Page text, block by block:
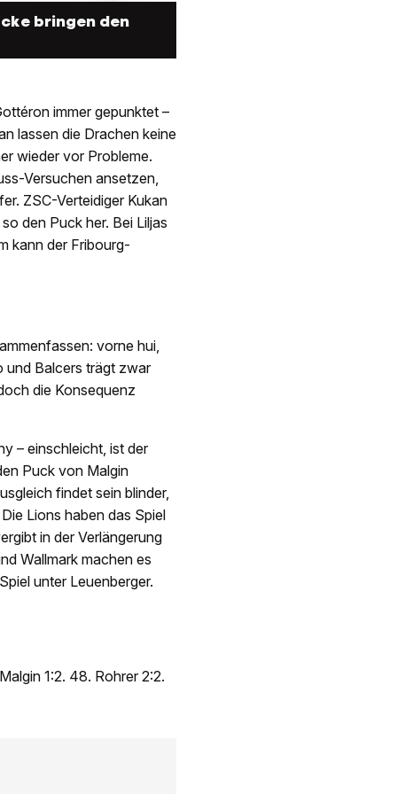
bringen den
immer gepunktet –
lassen die Drachen keine
wieder vor Probleme.
Versuchen ansetzen,
ZSC-Verteidiger Kukan
den Puck her. Bei Liljas
kann der Fribourg-
vorne hui,
und Balcers trägt zwar
die Konsequenz
– einschleicht, ist der
Puck von Malgin
findet sein blinder,
Lions haben das Spiel
in der Verlängerung
Wallmark machen es
unter Leuenberger.
1:2. 48. Rohrer 2:2.